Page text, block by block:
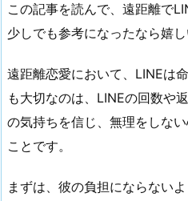
この記事を読んで、遠距離で
少しでも参考になったなら嬉し
遠距離恋愛において、LINEは
も大切なのは、LINEの回数や
の気持ちを信じ、無理をしな
ことです。
まずは、彼の負担にならない